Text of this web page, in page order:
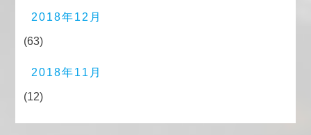
2018年12月
(63)
2018年11月
(12)